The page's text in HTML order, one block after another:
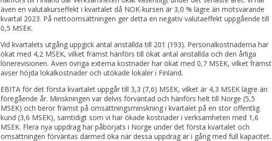
även en valutakurseffekt i kvartalet då NOK-kursen är 3,0 % lägre än motsvarande
kvartal 2023. På nettoomsättningen ger detta en negativ valutaeffekt uppgående till
0,5 MSEK.
Vid kvartalets utgång uppgick antal anställda till 201 (193). Personalkostnaderna har
ökat med 4,2 MSEK, vilket främst hänförs till ökat antal anställda och den årliga
lönerevisionen. Även övriga externa kostnader har ökat med 0,7 MSEK, vilket främst
avser höjda lokalkostnader och utökade lokaler i Finland.
EBITA för det första kvartalet uppgår till 3,3 (7,6) MSEK, vilket är 4,3 MSEK lägre än
föregående år. Minskningen var delvis förväntad och hänförs helt till Norge (5,5
MSEK) och beror främst på omsättningsminskning i kvartalet på en stor offentlig
kund (3,6 MSEK), samtidigt som vi har ökade kostnader i verksamheten med 1,6
MSEK. Flera nya uppdrag har påbörjats i Norge under det första kvartalet och
omsättningen förväntas därmed öka när dessa uppdrag är i gång med full kapacitet.